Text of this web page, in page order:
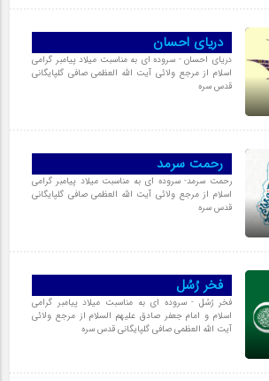
دریای احسان
دریای احسان - سروده ای به مناسبت میلاد پیامبر گرامی
اسلام از مرجع ولائی آیت الله العظمی صافی گلپایگانی
قدس سره
رحمت سرمد
رحمت سرمد- سروده ای به مناسبت میلاد پیامبر گرامی
اسلام از مرجع ولائی آیت الله العظمی صافی گلپایگانی
قدس سره
فخر رُسُل
فخر رُسُل - سروده ای به مناسبت میلاد پیامبر گرامی
اسلام و امام جعفر صادق علیهم السلام از مرجع ولائی
آیت الله العظمی صافی گلپایگانی قدس سره